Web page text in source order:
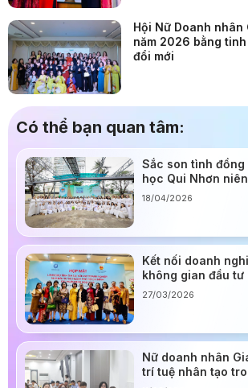
Hội Nữ Doanh
năm 2026 bằng
đổi mới
Có thể bạn quan tâm:
Sắc son tình đồng
học Qui Nhơn
1975
18/04/2026
Kết nối doanh
không gian đầu tư
27/03/2026
Nữ doanh nhân
trí tuệ nhân tạo